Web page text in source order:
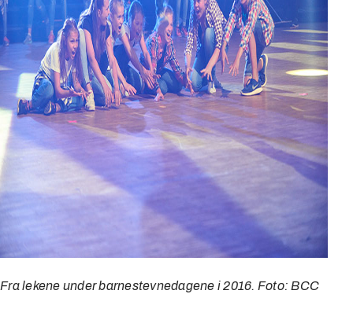
Fra lekene under barnestevnedagene i 2016. Foto: BCC